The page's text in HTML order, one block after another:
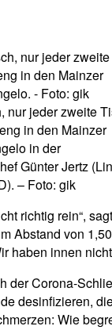
nur jeder zweite
in den Mainzer
in der
Günter Jertz
– Foto: gik
richtig rein“,
Abstand von
haben innen
der Corona-
desinfizieren,
Wie